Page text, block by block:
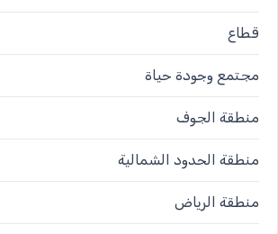
قطاع
مجتمع وجودة حياة
منطقة الجوف
منطقة الحدود الشمالية
منطقة الرياض